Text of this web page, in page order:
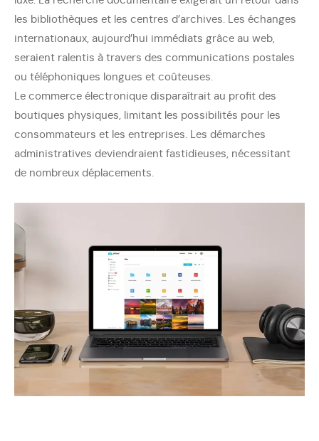
les bibliothèques et les centres d’archives. Les échanges
internationaux, aujourd’hui immédiats grâce au web,
seraient ralentis à travers des communications postales
ou téléphoniques longues et coûteuses.
Le commerce électronique disparaîtrait au profit des
boutiques physiques, limitant les possibilités pour les
consommateurs et les entreprises. Les démarches
administratives deviendraient fastidieuses, nécessitant
de nombreux déplacements.